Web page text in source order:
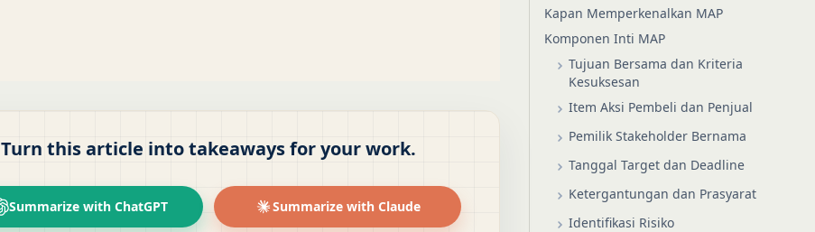
Turn this article into takeaways for your work.
Summarize with ChatGPT Summarize with Claude
Kapan Memperkenalkan MAP
Komponen Inti MAP
Tujuan Bersama dan Kriteria
Kesuksesan
Item Aksi Pembeli dan Penjual
Pemilik Stakeholder Bernama
Tanggal Target dan Deadline
Ketergantungan dan Prasyarat
Identifikasi Risiko